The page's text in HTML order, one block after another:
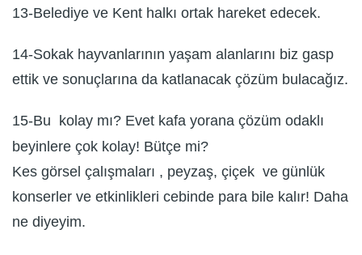
13-Belediye ve Kent halkı ortak hareket edecek.
14-Sokak hayvanlarının yaşam alanlarını biz gasp
ettik ve sonuçlarına da katlanacak çözüm bulacağız.
15-Bu kolay mı? Evet kafa yorana çözüm odaklı
beyinlere çok kolay! Bütçe mi?
Kes görsel çalışmaları , peyzaş, çiçek ve günlük
konserler ve etkinlikleri cebinde para bile kalır! Daha
ne diyeyim.